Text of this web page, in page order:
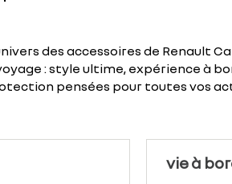
des accessoires de Renault
: style ultime, expérience à
pensées pour toutes vos
vie à